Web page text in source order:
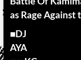
as Rage Against
■DJ
AYA